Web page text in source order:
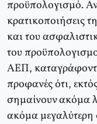
προϋπολογισμό. Αν
κρατικοποιήσεις
και του
του
ΑΕΠ,
προφανές ότι,
σημαίνουν ακόμα
ακόμα